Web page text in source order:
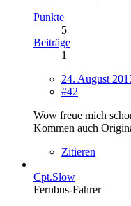
Punkte
5
Beiträge
1
24. August
#42
Wow freue mich
Kommen auch
Zitieren
Cpt.Slow
Fernbus-Fahrer